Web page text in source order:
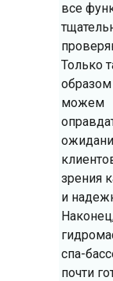
все
Только
можем
зрения
и
спа-
почти